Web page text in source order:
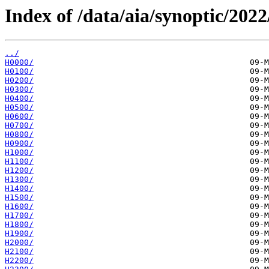
Index of /data/aia/synoptic/
../
H0000/
H0100/
H0200/
H0300/
H0400/
H0500/
H0600/
H0700/
H0800/
H0900/
H1000/
H1100/
H1200/
H1300/
H1400/
H1500/
H1600/
H1700/
H1800/
H1900/
H2000/
H2100/
H2200/